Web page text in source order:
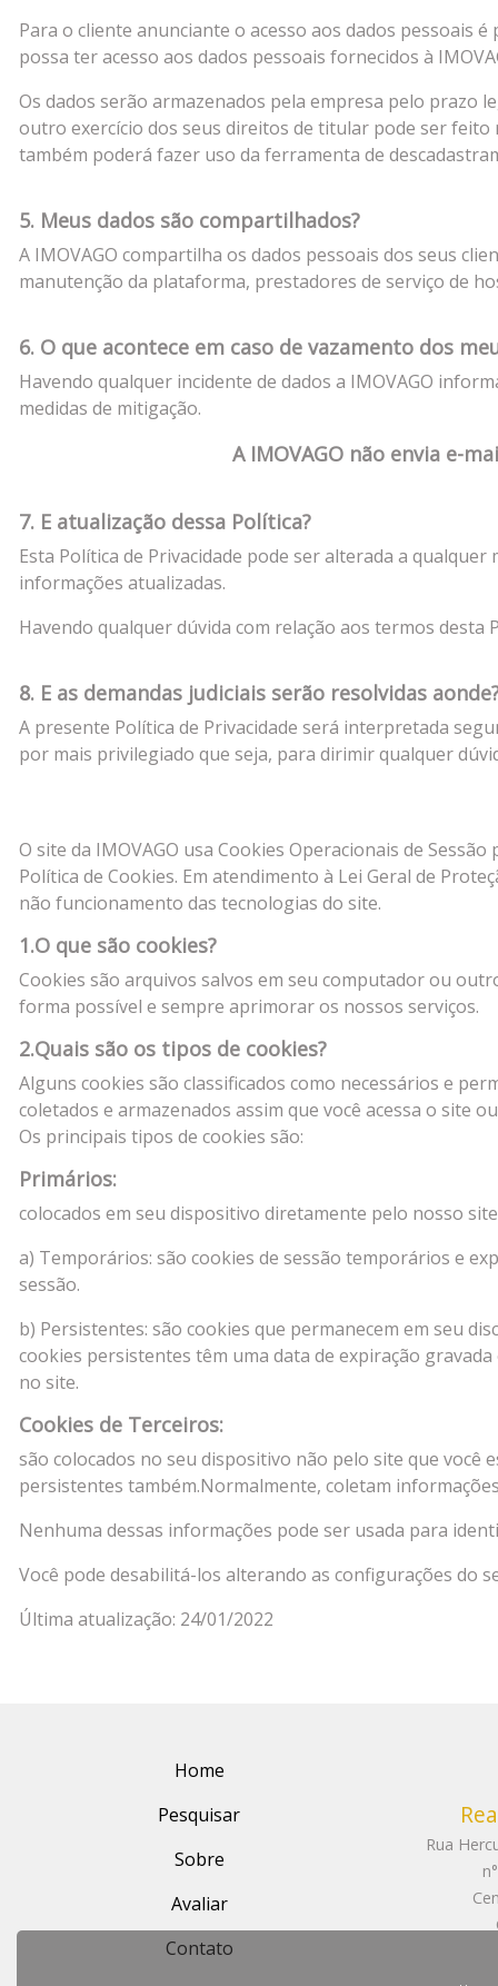
Para o cliente anunciante o acesso aos dados pessoais
possa ter acesso aos dados pessoais fornecidos à
Os dados serão armazenados pela empresa pelo prazo
outro exercício dos seus direitos de titular pode ser
também poderá fazer uso da ferramenta de
5. Meus dados são compartilhados?
A IMOVAGO compartilha os dados pessoais dos seus
manutenção da plataforma, prestadores de serviço de
6. O que acontece em caso de vazamento dos
Havendo qualquer incidente de dados a IMOVAGO
medidas de mitigação.
A IMOVAGO não envia e-
7. E atualização dessa Política?
Esta Política de Privacidade pode ser alterada a
informações atualizadas.
Havendo qualquer dúvida com relação aos termos
8. E as demandas judiciais serão resolvidas
A presente Política de Privacidade será interpretada
por mais privilegiado que seja, para dirimir qualquer
O site da IMOVAGO usa Cookies Operacionais de
Política de Cookies. Em atendimento à Lei Geral de
não funcionamento das tecnologias do site.
1.O que são cookies?
Cookies são arquivos salvos em seu computador ou
forma possível e sempre aprimorar os nossos serviços.
2.Quais são os tipos de cookies?
Alguns cookies são classificados como necessários e
coletados e armazenados assim que você acessa o site
Os principais tipos de cookies são:
Primários:
colocados em seu dispositivo diretamente pelo nosso
a) Temporários: são cookies de sessão temporários e
sessão.
b) Persistentes: são cookies que permanecem em seu
cookies persistentes têm uma data de expiração
no site.
Cookies de Terceiros:
são colocados no seu dispositivo não pelo site que
persistentes também.Normalmente, coletam
Nenhuma dessas informações pode ser usada para
Você pode desabilitá-los alterando as configurações do
Última atualização: 24/01/2022
Home
Pesquisar
Sobre
Avaliar
Contato
Rua